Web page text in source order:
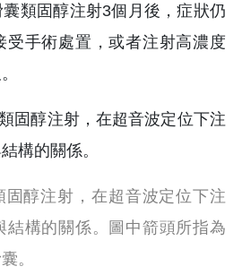
類固醇注射3個月後，症狀仍
受手術處置，或者注射高濃度
固醇注射，在超音波定位下注
結構的關係。圖中箭頭所指為
。